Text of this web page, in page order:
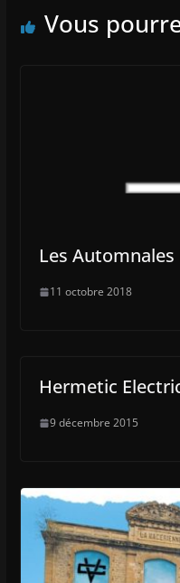
Vous
Les Automnales
11 octobre 2018
Hermetic
9 décembre 2015